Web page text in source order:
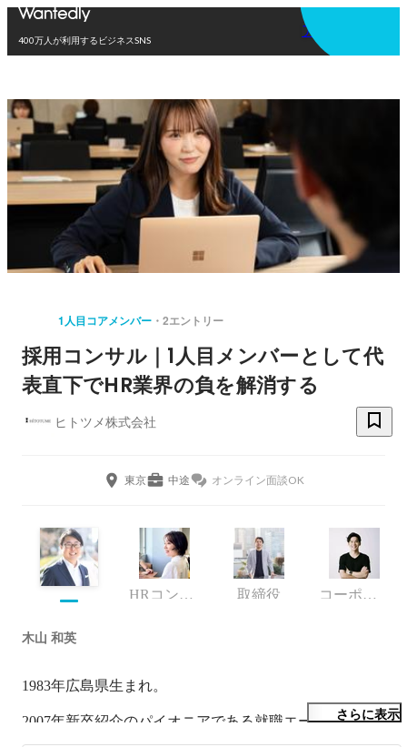
400万人が利用するビジネスSNS
アプリを使う
1人目コアメンバー 2エントリー
採用コンサル｜1人目メンバーとして代
表直下でHR業界の負を解消する
ヒトツメ株式会社
東京 中途 オンライン面談OK
HRコンサルタント 取締役 コーポレート・スタッフ
木山 和英
1983年広島県生まれ。
2007年新卒紹介のパイオニアである就職エージェントに新
さらに表示